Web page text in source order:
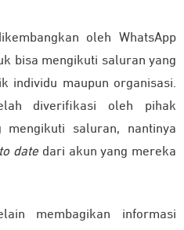
oleh WhatsApp
bisa mengikuti saluran yang
individu maupun organisasi.
diverifikasi oleh pihak
mengikuti saluran, nantinya
date dari akun yang mereka
membagikan informasi